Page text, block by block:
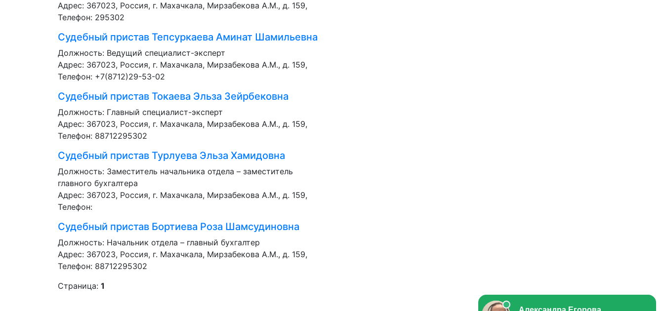
Адрес: 367023, Россия, г. Махачкала, Мирзабекова А.М., д. 159,
Телефон: 295302
Судебный пристав Тепсуркаева Аминат Шамильевна
Должность: Ведущий специалист-эксперт
Адрес: 367023, Россия, г. Махачкала, Мирзабекова А.М., д. 159,
Телефон: +7(8712)29-53-02
Судебный пристав Токаева Эльза Зейрбековна
Должность: Главный специалист-эксперт
Адрес: 367023, Россия, г. Махачкала, Мирзабекова А.М., д. 159,
Телефон: 88712295302
Судебный пристав Турлуева Эльза Хамидовна
Должность: Заместитель начальника отдела – заместитель
главного бухгалтера
Адрес: 367023, Россия, г. Махачкала, Мирзабекова А.М., д. 159,
Телефон:
Судебный пристав Бортиева Роза Шамсудиновна
Должность: Начальник отдела – главный бухгалтер
Адрес: 367023, Россия, г. Махачкала, Мирзабекова А.М., д. 159,
Телефон: 88712295302
Страница: 1